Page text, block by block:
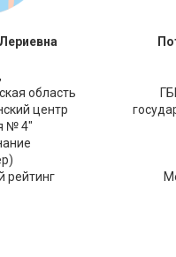
область
центр
№ 4"
рейтинг